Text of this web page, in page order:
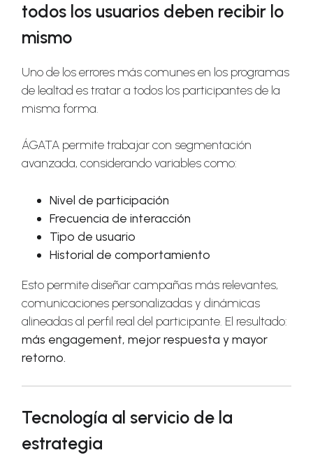
todos los usuarios deben recibir lo
mismo
Uno de los errores más comunes en los programas
de lealtad es tratar a todos los participantes de la
misma forma.
ÁGATA permite trabajar con segmentación
avanzada, considerando variables como:
Nivel de participación
Frecuencia de interacción
Tipo de usuario
Historial de comportamiento
Esto permite diseñar campañas más relevantes,
comunicaciones personalizadas y dinámicas
alineadas al perfil real del participante. El resultado:
más engagement, mejor respuesta y mayor
retorno.
Tecnología al servicio de la
estrategia